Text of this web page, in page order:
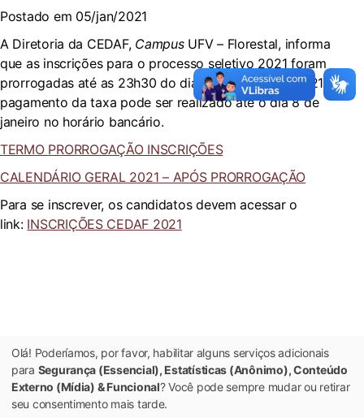
Postado em 05/jan/2021
A Diretoria da CEDAF, CampusUFV – Florestal, informa
que as inscrições para o processo seletivo 2021 foram
prorrogadas até as 23h30 do dia 7 de janeiro de 2021 e o
pagamento da taxa pode ser realizado até o dia 8 de
janeiro no horário bancário.
TERMO PRORROGAÇÃO INSCRIÇÕES
CALENDÁRIO GERAL 2021 – APÓS PRORROGAÇÃO
Para se inscrever, os candidatos devem acessar o
link: INSCRIÇÕES CEDAF 2021
Olá! Poderíamos, por favor, habilitar alguns serviços adicionais
para Segurança (Essencial), Estatísticas (Anônimo), Conteúdo
Externo (Mídia) & Funcional? Você pode sempre mudar ou retirar
seu consentimento mais tarde.